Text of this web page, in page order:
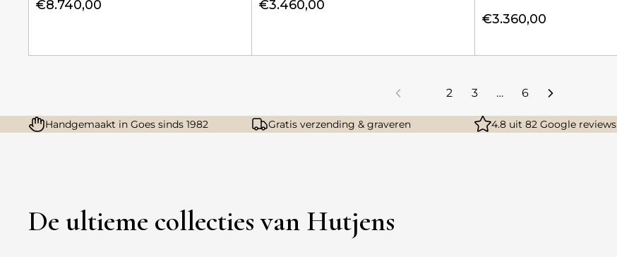
€8.740,00 €3.460,00
€3.360,00
2 3 … 6
Handgemaakt in Goes sinds 1982 Gratis verzending & graveren 4.8 uit 82 Google reviews
De ultieme collecties van Hutjens